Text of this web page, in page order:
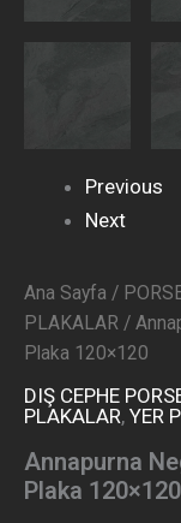
Previous
Next
Ana Sayfa /
PLAKALAR /
Plaka 120×120
DIŞ CEPHE
PLAKALAR, YER
Annapurna
Plaka 120×120